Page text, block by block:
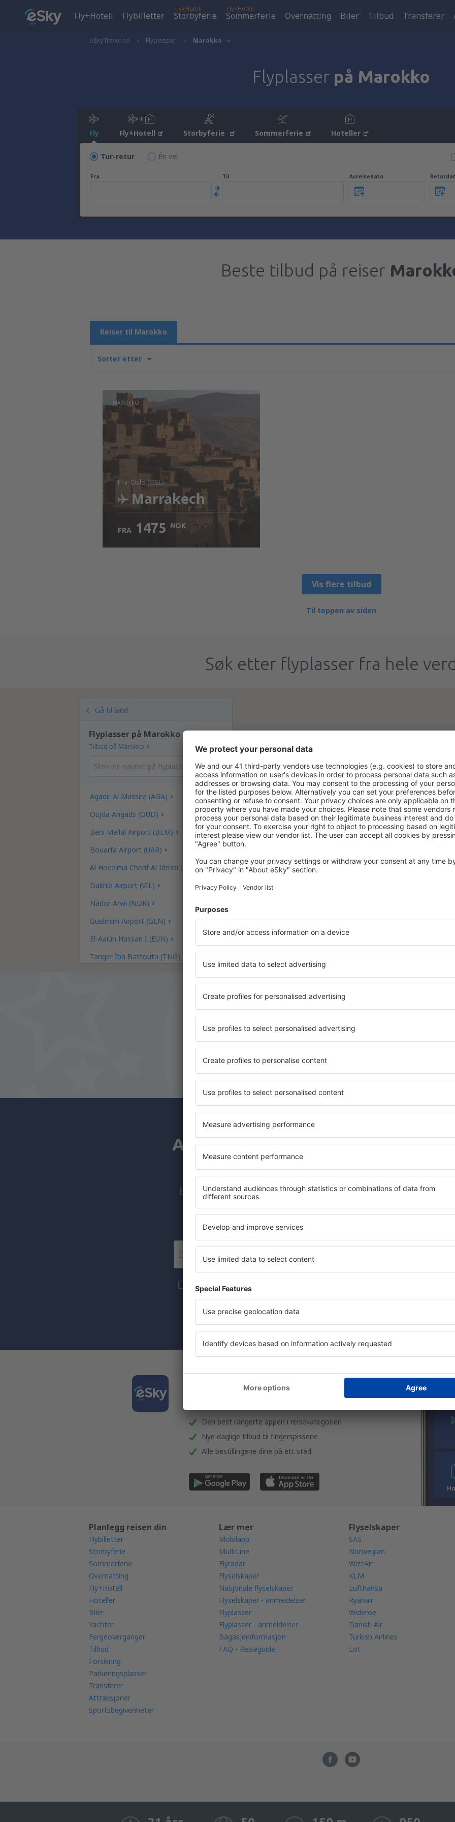
Fly+Hotell Flybilletter
Fly+Hotell
Storbyferie
Fly+Hotell
Sommerferie Overnatting Biler Tilbud Transferer
eSkyTravel.no Flyplasser Marokko
Flyplasser på Marokko
Fly Fly+Hotell Storbyferie Sommerferie Hoteller
Tur-retur Én vei
Fra Til Avreisedato
Beste tilbud på reiser
Reiser til Marokko
Sorter etter
MAROKKO
fra: Oslo (OSL)
Marrakech
FRA 1475 NOK
Vis flere tilbud
Til toppen av siden
Søk etter flyplasser fra hele
Gå til land
Flyplasser på Marokko
Tilbud på Marokko
Agadir Al Massira (AGA)
Oujda Angads (OUD)
Beni Mellal Airport (BEM)
Bouarfa Airport (UAR)
Al Hoceima Cherif Al Idrissi (AHU)
Dakhla Airport (VIL)
Nador Arwi (NDR)
Guelmim Airport (GLN)
El-Aaiún Hassan I (EUN)
Tanger Ibn Battouta (TNG)
Casablanca Muhammad V (CMN)
Tetouan Sania Ramel (TTU)
Spar tid og penger!
Bestill Fly+Hotell på
eskytravel.no!
Sjekk
Abonnenter på nyhetsbrev reiser
mindre
Billige flyreiser, storbyferie, sommerferie - få unike
Vi sender bare de beste, vi lover!
Flere reiser til fantastiske priser i vårt nyhetsbrev.
nyhetsbrevsform med markedsføringsinformasjon eSky.pl S.A..
Det å velge avkrysningsruten for å motta nyhetsbrev og klikke på „Jeg bestiller og
Last ned appen vår
og planlegg
Den best rangerte appen i reisekategorien
Nye daglige tilbud til fingerspissene
Alle bestillingene dine på ett sted
Planlegg reisen din
Flybilletter
Storbyferie
Sommerferie
Overnatting
Fly+Hotell
Hoteller
Biler
Yachter
Fergeoverganger
Tilbud
Forsikring
Parkeringsplasser
Transferer
Attraksjoner
Sportsbegivenheter
Lær mer
Mobilapp
MultiLine
Flyradar
Flyselskaper
Nasjonale flyselskaper
Flyselskaper - anmeldelser
Flyplasser
Flyplasser - anmeldelser
Bagasjeinformasjon
FAQ - Reiseguide
Flyselskaper
SAS
Norwegian
WizzAir
KLM
Lufthansa
Ryanair
Wideroe
Danish Air
Turkish Airlines
Lot